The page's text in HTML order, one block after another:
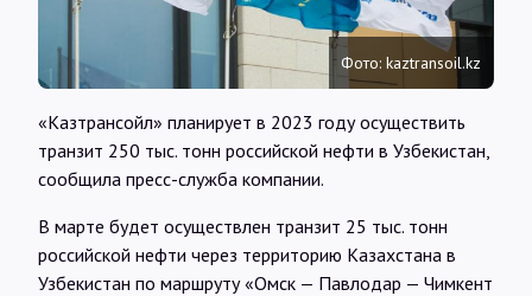
Карты
О нас
@Infotek_Russia
Фото: kaztransoil.kz
«Казтрансойл» планирует в 2023 году осуществить
транзит 250 тыс. тонн российской нефти в Узбекистан,
сообщила пресс-служба компании.
В марте будет осуществлен транзит 25 тыс. тонн
российской нефти через территорию Казахстана в
Узбекистан по маршруту «Омск — Павлодар — Чимкент